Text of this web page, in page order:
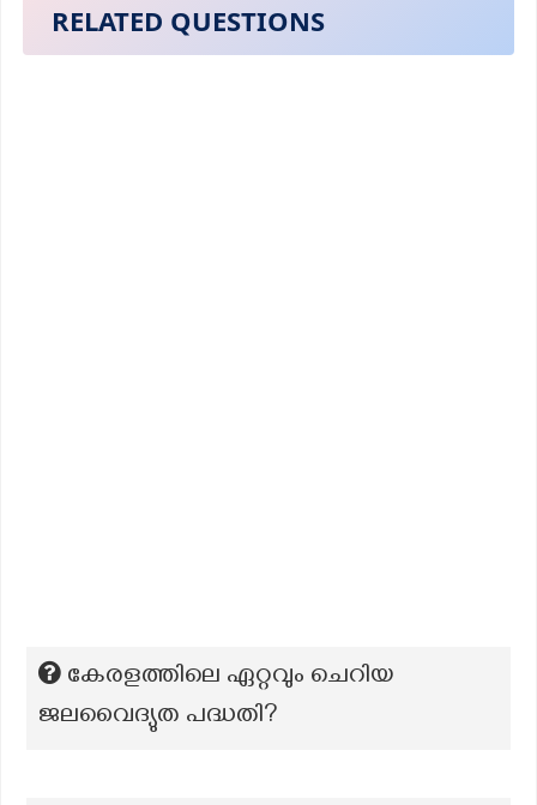
RELATED QUESTIONS
കേരളത്തിലെ ഏറ്റവും ചെറിയ
ജലവൈദ്യുത പദ്ധതി?